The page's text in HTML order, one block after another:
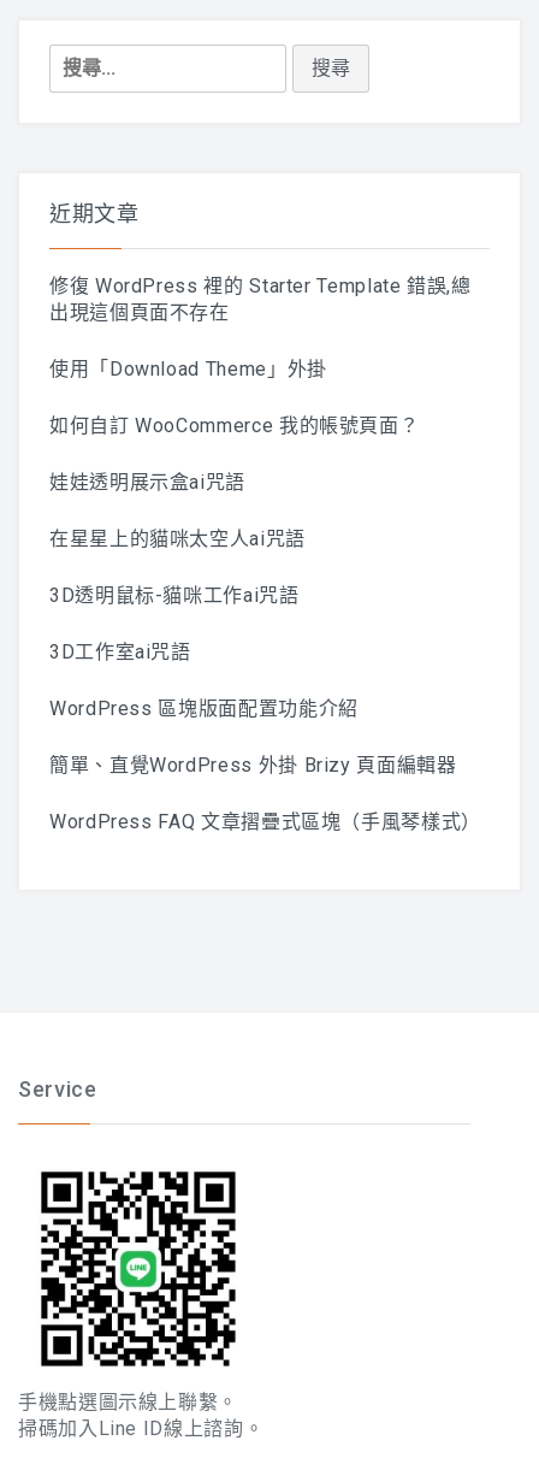
搜
尋
近期文章
修復 WordPress 裡的 Starter Template 錯誤,總
出現這個頁面不存在
使用「Download Theme」外掛
如何自訂 WooCommerce 我的帳號頁面？
娃娃透明展示盒ai咒語
在星星上的貓咪太空人ai咒語
3D透明鼠标-貓咪工作ai咒語
3D工作室ai咒語
WordPress 區塊版面配置功能介紹
簡單、直覺WordPress 外掛 Brizy 頁面編輯器
WordPress FAQ 文章摺疊式區塊（手風琴樣式）
Service
手機點選圖示線上聯繫。
掃碼加入Line ID線上諮詢。